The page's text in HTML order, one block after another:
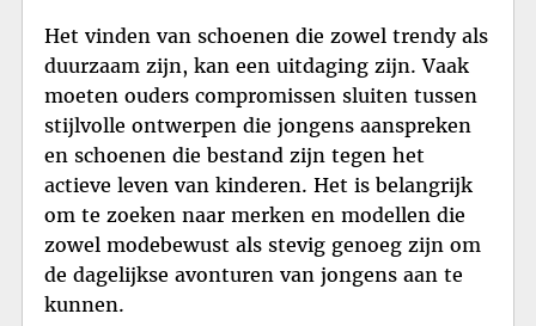
Het vinden van schoenen die zowel trendy als
duurzaam zijn, kan een uitdaging zijn. Vaak
moeten ouders compromissen sluiten tussen
stijlvolle ontwerpen die jongens aanspreken
en schoenen die bestand zijn tegen het
actieve leven van kinderen. Het is belangrijk
om te zoeken naar merken en modellen die
zowel modebewust als stevig genoeg zijn om
de dagelijkse avonturen van jongens aan te
kunnen.